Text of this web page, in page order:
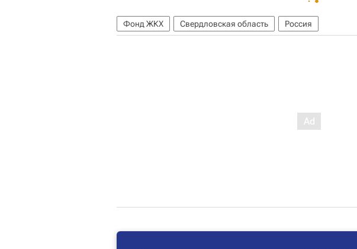
Фонд ЖКХ Свердловская область Россия